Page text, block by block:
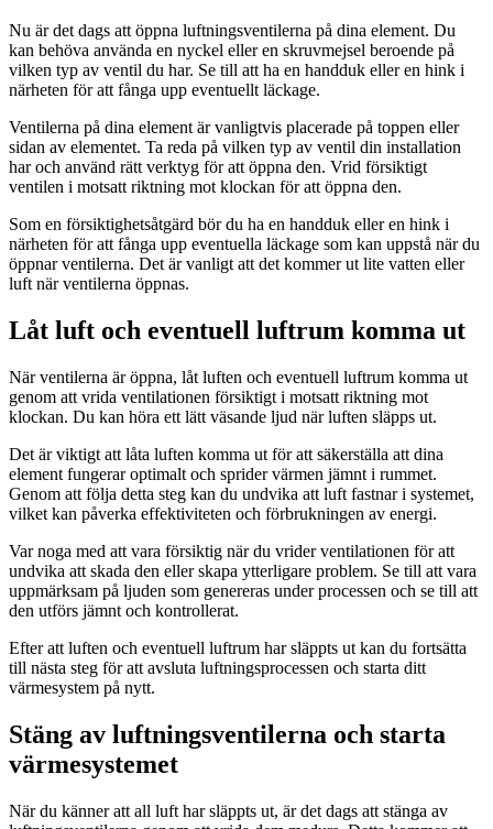
Nu är det dags att öppna luftningsventilerna på dina element. Du
kan behöva använda en nyckel eller en skruvmejsel beroende på
vilken typ av ventil du har. Se till att ha en handduk eller en hink i
närheten för att fånga upp eventuellt läckage.
Ventilerna på dina element är vanligtvis placerade på toppen eller
sidan av elementet. Ta reda på vilken typ av ventil din installation
har och använd rätt verktyg för att öppna den. Vrid försiktigt
ventilen i motsatt riktning mot klockan för att öppna den.
Som en försiktighetsåtgärd bör du ha en handduk eller en hink i
närheten för att fånga upp eventuella läckage som kan uppstå när du
öppnar ventilerna. Det är vanligt att det kommer ut lite vatten eller
luft när ventilerna öppnas.
Låt luft och eventuell luftrum komma ut
När ventilerna är öppna, låt luften och eventuell luftrum komma ut
genom att vrida ventilationen försiktigt i motsatt riktning mot
klockan. Du kan höra ett lätt väsande ljud när luften släpps ut.
Det är viktigt att låta luften komma ut för att säkerställa att dina
element fungerar optimalt och sprider värmen jämnt i rummet.
Genom att följa detta steg kan du undvika att luft fastnar i systemet,
vilket kan påverka effektiviteten och förbrukningen av energi.
Var noga med att vara försiktig när du vrider ventilationen för att
undvika att skada den eller skapa ytterligare problem. Se till att vara
uppmärksam på ljuden som genereras under processen och se till att
den utförs jämnt och kontrollerat.
Efter att luften och eventuell luftrum har släppts ut kan du fortsätta
till nästa steg för att avsluta luftningsprocessen och starta ditt
värmesystem på nytt.
Stäng av luftningsventilerna och starta
värmesystemet
När du känner att all luft har släppts ut, är det dags att stänga av